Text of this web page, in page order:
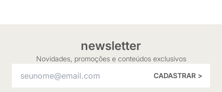
newsletter
Novidades, promoções e conteúdos exclusivos
CADASTRAR >